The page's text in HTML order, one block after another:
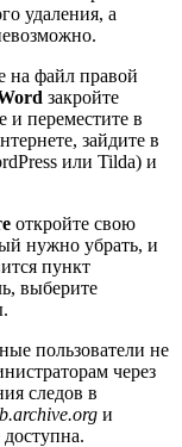
удаления, а
на файл правой
закройте
и переместите в
зайдите в
или Tilda) и
откройте свою
нужно убрать, и
пункт
выберите
пользователи не
через
следов в
и